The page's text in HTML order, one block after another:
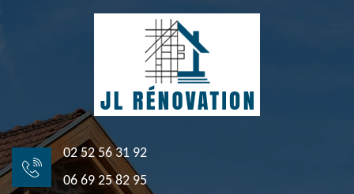
02 52 56 31 92
06 69 25 82 95